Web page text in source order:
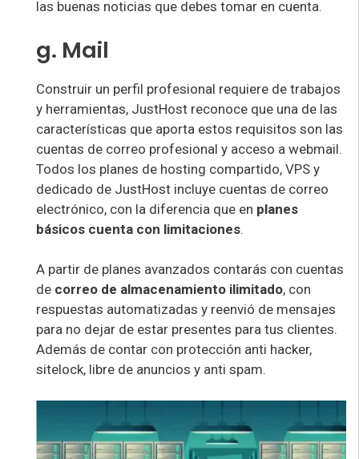
las buenas noticias que debes tomar en cuenta.
g. Mail
Construir un perfil profesional requiere de trabajos
y herramientas, JustHost reconoce que una de las
características que aporta estos requisitos son las
cuentas de correo profesional y acceso a webmail.
Todos los planes de hosting compartido, VPS y
dedicado de JustHost incluye cuentas de correo
electrónico, con la diferencia que en planes
básicos cuenta con limitaciones.
A partir de planes avanzados contarás con cuentas
de correo de almacenamiento ilimitado, con
respuestas automatizadas y reenvió de mensajes
para no dejar de estar presentes para tus clientes.
Además de contar con protección anti hacker,
sitelock, libre de anuncios y anti spam.